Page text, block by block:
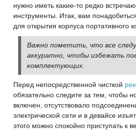
нужно иметь какие-то редко
инструменты. Итак, вам
для открытия корпуса портативного
Важно пометить, что все
аккуратно, чтобы избежать
комплектующих.
Перед непосредственной чисткой
обязательно следите за тем, чтобы
включен, отсутствовало
электрической сети и в девайсе
этого можно спокойно приступать к